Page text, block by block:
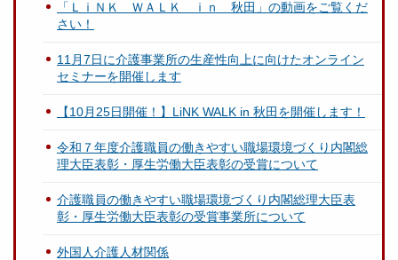
「ＬｉＮＫ ＷＡＬＫ ｉｎ 秋田」の動画をご覧くだ
さい！
11月7日に介護事業所の生産性向上に向けたオンライン
セミナーを開催します
【10月25日開催！】LiNK WALK in 秋田を開催します！
令和７年度介護職員の働きやすい職場環境づくり内閣総
理大臣表彰・厚生労働大臣表彰の受賞について
介護職員の働きやすい職場環境づくり内閣総理大臣表
彰・厚生労働大臣表彰の受賞事業所について
外国人介護人材関係